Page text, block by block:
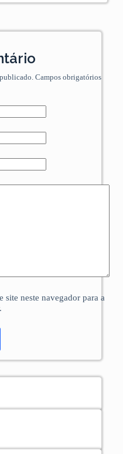
Campos obrigatórios
site neste navegador para a